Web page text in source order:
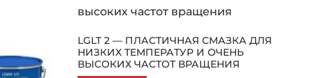
LGLT 2 — ПЛАСТИЧНАЯ СМАЗКА ДЛЯ
НИЗКИХ ТЕМПЕРАТУР И ОЧЕНЬ
ВЫСОКИХ ЧАСТОТ ВРАЩЕНИЯ